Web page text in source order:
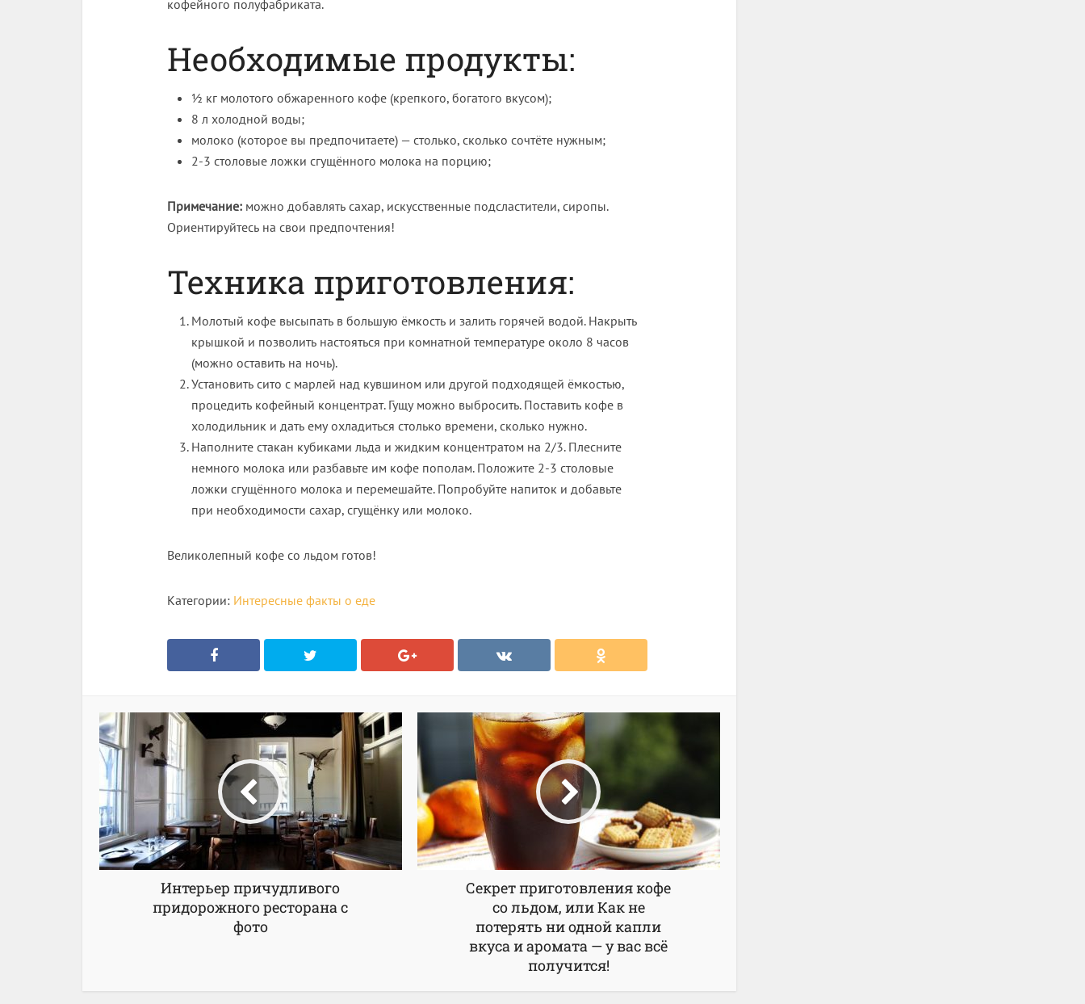
кофейного полуфабриката.
Необходимые продукты:
½ кг молотого обжаренного кофе (крепкого, богатого вкусом);
8 л холодной воды;
молоко (которое вы предпочитаете) — столько, сколько сочтёте нужным;
2-3 столовые ложки сгущённого молока на порцию;
Примечание: можно добавлять сахар, искусственные подсластители, сиропы.
Ориентируйтесь на свои предпочтения!
Техника приготовления:
Молотый кофе высыпать в большую ёмкость и залить горячей водой. Накрыть
крышкой и позволить настояться при комнатной температуре около 8 часов
(можно оставить на ночь).
Установить сито с марлей над кувшином или другой подходящей ёмкостью,
процедить кофейный концентрат. Гущу можно выбросить. Поставить кофе в
холодильник и дать ему охладиться столько времени, сколько нужно.
Наполните стакан кубиками льда и жидким концентратом на 2/3. Плесните
немного молока или разбавьте им кофе пополам. Положите 2-3 столовые
ложки сгущённого молока и перемешайте. Попробуйте напиток и добавьте
при необходимости сахар, сгущёнку или молоко.
Великолепный кофе со льдом готов!
Категории: Интересные факты о еде
Интерьер причудливого
придорожного ресторана с
фото
Секрет приготовления кофе
со льдом, или Как не
потерять ни одной капли
вкуса и аромата — у вас всё
получится!